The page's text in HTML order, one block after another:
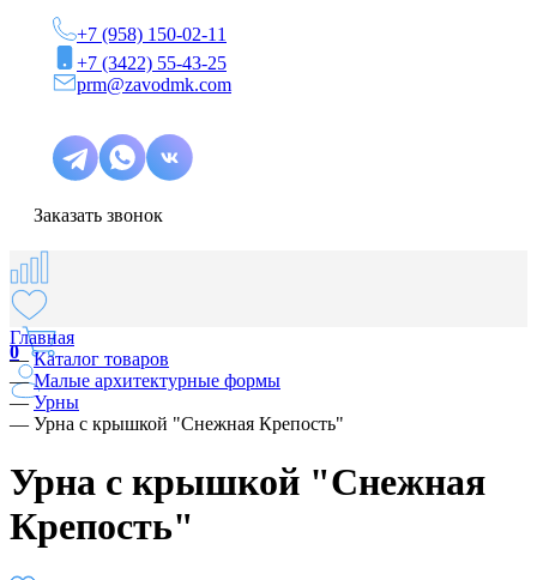
+7 (958) 150-02-11
+7 (3422) 55-43-25
prm@zavodmk.com
Заказать звонок
0
Главная
—Каталог товаров
—Малые архитектурные формы
—Урны
— Урна с крышкой "Снежная Крепость"
Урна с крышкой "Снежная
Крепость"